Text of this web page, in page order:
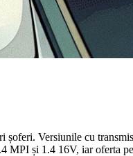
Versiunile cu
MPI și 1.4 16V, iar oferta